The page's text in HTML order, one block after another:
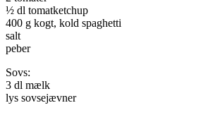
½ dl tomatketchup
400 g kogt, kold spaghetti
salt
peber
Sovs:
3 dl mælk
lys sovsejævner